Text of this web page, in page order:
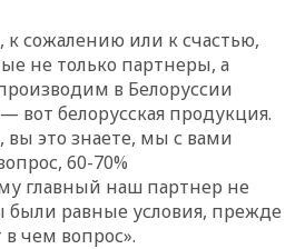
суток
вчера, 19:13 Оборонным
компаниям в США поручено
оперативно нарастить
производство вооружений
вчера, 18:54
лишится половины аграрного
экспорта из-за простоя в
портах Одессы
сожалению или к счастью,
не только партнеры, а
в Белоруссии
вот белорусская продукция.
вы это знаете, мы с вами
60-70%
главный наш партнер не
были равные условия, прежде
чем вопрос».